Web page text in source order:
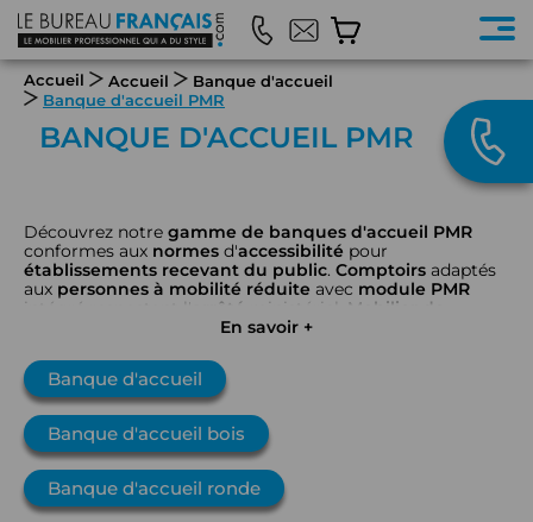
Accueil Accueil
Banque d'accueil
Banque d'accueil PMR
BANQUE D'ACCUEIL PMR
Découvrez notre gamme de banques d'accueil PMR
conformes aux normes d'accessibilité pour
établissements recevant du public. Comptoirs adaptés
aux personnes à mobilité réduite avec module PMR
intégré respectant l' arrêté ministériel.
Mobilier de
alliantdesign
En savoir +
Banque d'accueil
Banque d'accueil bois
Banque d'accueil ronde